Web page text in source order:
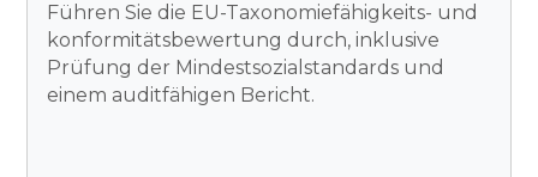
Führen Sie die EU-Taxonomiefähigkeits- und
konformitätsbewertung durch, inklusive
Prüfung der Mindestsozialstandards und
einem auditfähigen Bericht.